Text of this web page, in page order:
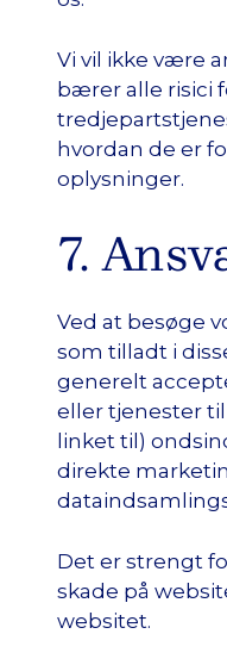
Vi vil ikke være
bærer alle risici
hvordan de er
oplysninger.
7.
Ved at besøge
som tilladt i
generelt
eller tjenester
linket til)
direkte
Det er strengt
skade på
websitet.